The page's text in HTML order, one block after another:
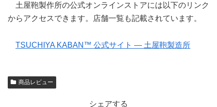
土屋鞄製作所の公式オンラインストアには以下のリンク
からアクセスできます。店舗一覧も記載されています。
TSUCHIYA KABAN™ 公式サイト — 土屋鞄製造所
商品レビュー
シェアする